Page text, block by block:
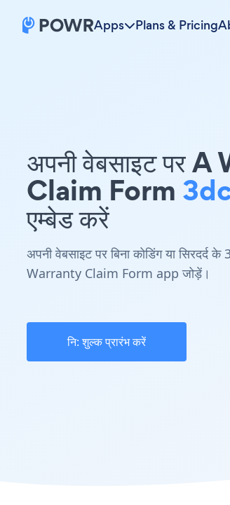
Apps Plans & Pricing
अपनी वेबसाइट पर
Claim Form
एम्बेड करें
अपनी वेबसाइट पर बिना कोडिंग या सिरदर्द
Warranty Claim Form app जोड़ें।
नि: शुल्क प्रारंभ करें